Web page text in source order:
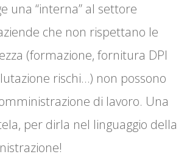
una “interna” al settore
che non rispettano le
(formazione, fornitura DPI
rischi…) non possono
di lavoro. Una
per dirla nel linguaggio della